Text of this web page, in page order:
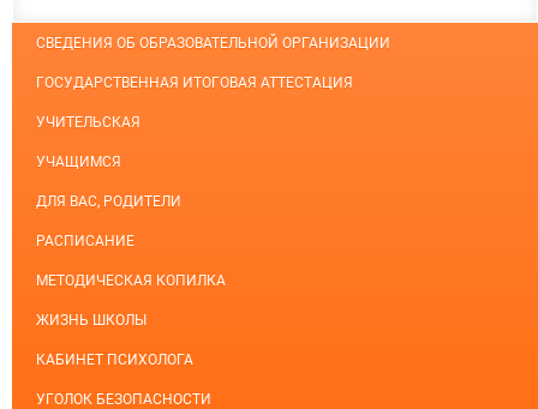
СВЕДЕНИЯ ОБ ОБРАЗОВАТЕЛЬНОЙ ОРГАНИЗАЦИИ
ГОСУДАРСТВЕННАЯ ИТОГОВАЯ АТТЕСТАЦИЯ
УЧИТЕЛЬСКАЯ
УЧАЩИМСЯ
ДЛЯ ВАС, РОДИТЕЛИ
РАСПИСАНИЕ
МЕТОДИЧЕСКАЯ КОПИЛКА
ЖИЗНЬ ШКОЛЫ
КАБИНЕТ ПСИХОЛОГА
УГОЛОК БЕЗОПАСНОСТИ